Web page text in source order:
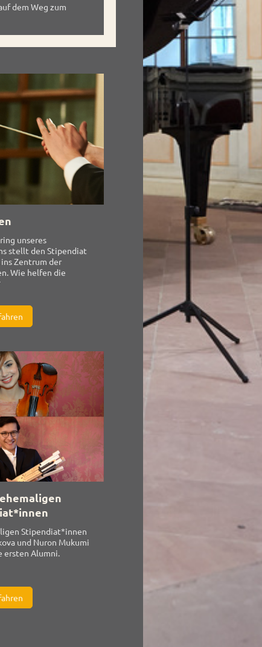
dem Weg zum
unseres
stellt den Stipendiat
Zentrum der
Wie helfen die
Stipendiat*innen
und Nuron Mukumi
ersten Alumni.